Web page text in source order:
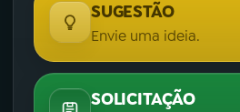
SUGESTÃO
Envie uma ideia.
SOLICITAÇÃO